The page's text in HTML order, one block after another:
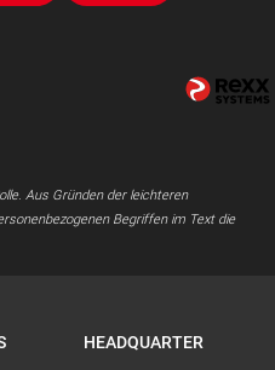
Aus Gründen der leichteren
Begriffen im Text die
HEADQUARTER